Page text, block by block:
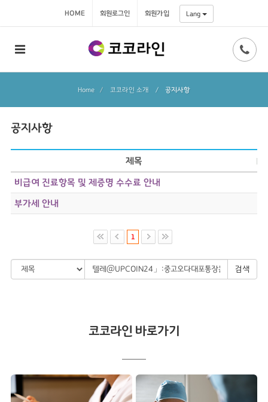
HOME 회원로그인 회원가입 Lang
Home 코코라인 소개 / 공지사항
공지사항
제목
비급여 진료항목 및 제증명 수수료 안내
부가세 안내
1
검색
코코라인 바로가기